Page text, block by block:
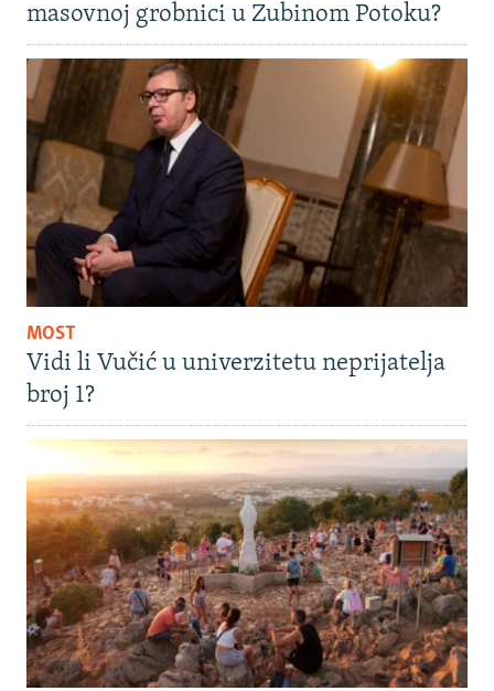
masovnoj grobnici u Zubinom Potoku?
MOST
Vidi li Vučić u univerzitetu neprijatelja
broj 1?